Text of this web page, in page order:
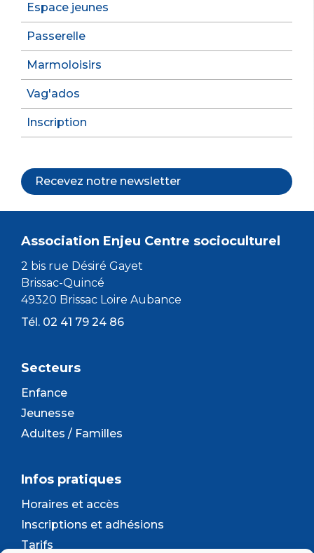
Espace jeunes
Passerelle
Marmoloisirs
Vag'ados
Inscription
Recevez notre newsletter
Association Enjeu Centre socioculturel
2 bis rue Désiré Gayet
Brissac-Quincé
49320 Brissac Loire Aubance
Tél. 02 41 79 24 86
Secteurs
Enfance
Jeunesse
Adultes / Familles
Infos pratiques
Horaires et accès
Inscriptions et adhésions
Tarifs